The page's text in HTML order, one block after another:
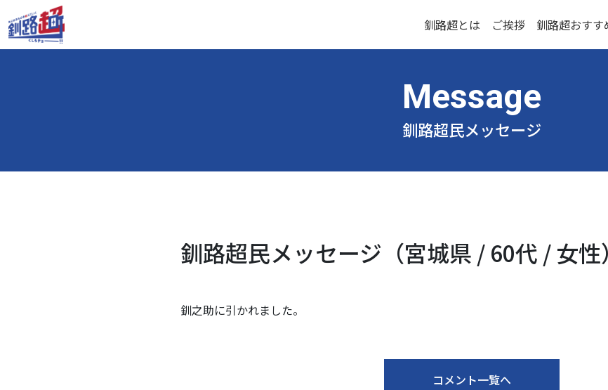
釧路超とは ご挨拶 釧路超おすす
釧路超民メッセージ
釧路超民メッセージ（宮城県 / 60代 / 女性）
釧之助に引かれました。
コメント一覧へ